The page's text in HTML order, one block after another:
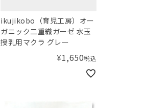
ikujikobo（育児工房）オー
ガニック二重織ガーゼ 水玉
授乳用マクラ グレー
¥1,650税込